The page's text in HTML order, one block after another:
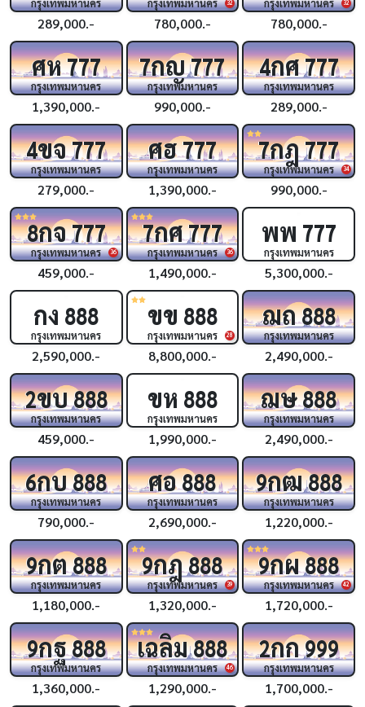
กรุงเทพมหานคร
289,000.-
32
กรุงเทพมหานคร
780,000.-
32
กรุงเทพมหานคร
780,000.-
ศห777
กรุงเทพมหานคร
1,390,000.-
7กญ777
กรุงเทพมหานคร
990,000.-
4กศ777
กรุงเทพมหานคร
289,000.-
4ขจ777
กรุงเทพมหานคร
279,000.-
ศฮ777
กรุงเทพมหานคร
1,390,000.-
34
7กฎ777
กรุงเทพมหานคร
990,000.-
36
8กจ777
กรุงเทพมหานคร
459,000.-
36
7กศ777
กรุงเทพมหานคร
1,490,000.-
พพ 777
กรุงเทพมหานคร
5,300,000.-
กง 888
กรุงเทพมหานคร
2,590,000.-
28
ขข 888
กรุงเทพมหานคร
8,800,000.-
ฌถ888
กรุงเทพมหานคร
2,490,000.-
2ขบ888
กรุงเทพมหานคร
459,000.-
ขห 888
กรุงเทพมหานคร
1,990,000.-
ฌษ888
กรุงเทพมหานคร
2,490,000.-
6กบ888
กรุงเทพมหานคร
790,000.-
ศอ888
กรุงเทพมหานคร
2,690,000.-
9กฒ888
กรุงเทพมหานคร
1,220,000.-
9กต888
กรุงเทพมหานคร
1,180,000.-
39
9กฎ888
กรุงเทพมหานคร
1,320,000.-
42
9กผ888
กรุงเทพมหานคร
1,720,000.-
9กฐ888
กรุงเทพมหานคร
1,360,000.-
46
เฉลิม888
กรุงเทพมหานคร
1,290,000.-
2กก999
กรุงเทพมหานคร
1,700,000.-